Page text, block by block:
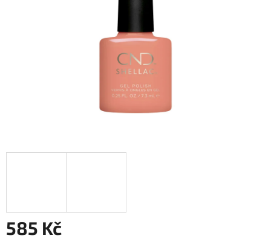
585 Kč